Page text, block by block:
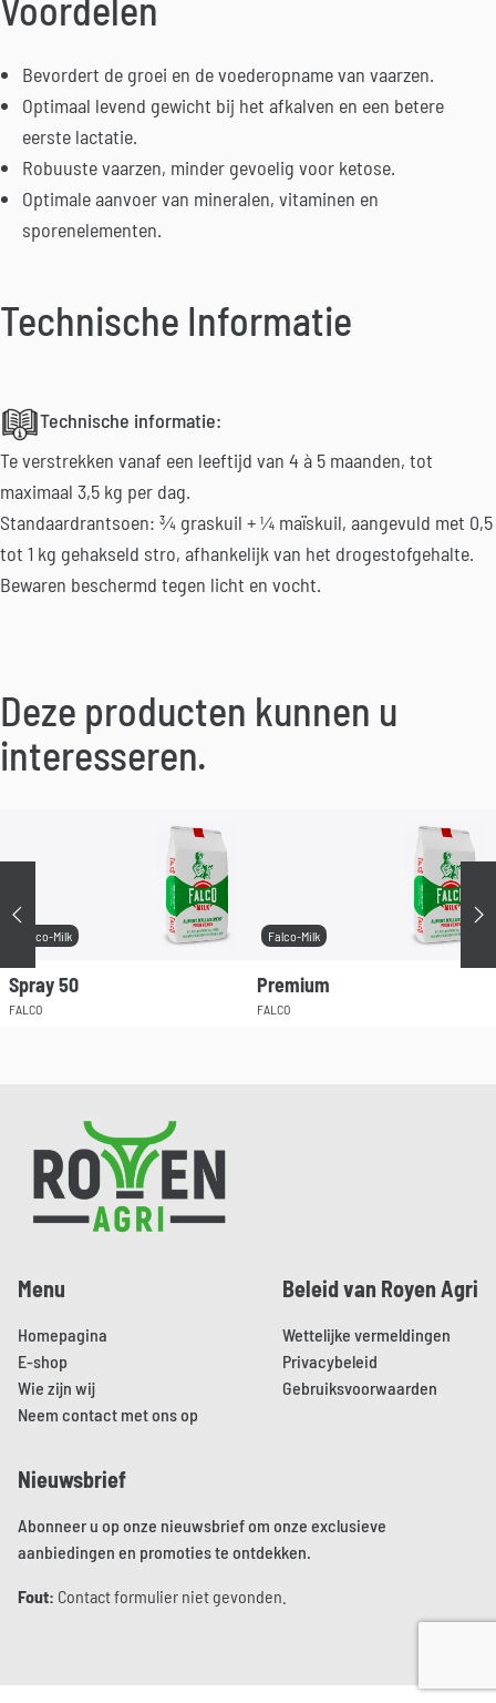
Voordelen
Bevordert de groei en de voederopname van vaarzen.
Optimaal levend gewicht bij het afkalven en een betere
eerste lactatie.
Robuuste vaarzen, minder gevoelig voor ketose.
Optimale aanvoer van mineralen, vitaminen en
sporenelementen.
Technische Informatie
Technische informatie:
Te verstrekken vanaf een leeftijd van 4 à 5 maanden, tot
maximaal 3,5 kg per dag.
Standaardrantsoen: ¾ graskuil + ¼ maïskuil, aangevuld met 0,5
tot 1 kg gehakseld stro, afhankelijk van het drogestofgehalte.
Bewaren beschermd tegen licht en vocht.
Deze producten kunnen u
interesseren.
Falco-Milk
Spray 50
FALCO
Falco-Milk
Premium
FALCO
Précédent
Pied de page
Menu
Homepagina
E-shop
Wie zijn wij
Neem contact met ons op
Beleid van Royen Agri
Wettelijke vermeldingen
Privacybeleid
Gebruiksvoorwaarden
Nieuwsbrief
Abonneer u op onze nieuwsbrief om onze exclusieve
aanbiedingen en promoties te ontdekken.
Fout: Contact formulier niet gevonden.